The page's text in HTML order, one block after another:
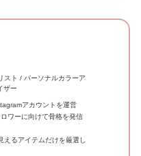
スト / パーソナルカラーア
ザー
アカウントを運営
ワーに向けて骨格を発信
るアイテムだけを厳選し